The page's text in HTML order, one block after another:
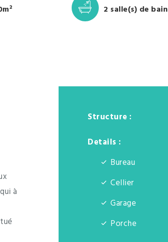
2 salle(s) de bain
à
Structure :
Details :
Bureau
Cellier
Garage
Porche